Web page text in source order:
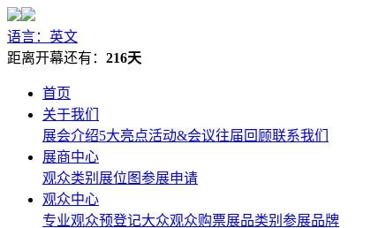
语言：英文
距离开幕还有： 216天
首页
关于我们
展会介绍5大亮点活动&会议往届回顾联系我们
展商中心
观众类别 展位图参展申请
观众中心
专业观众预登记大众观众购票展品类别 参展品牌